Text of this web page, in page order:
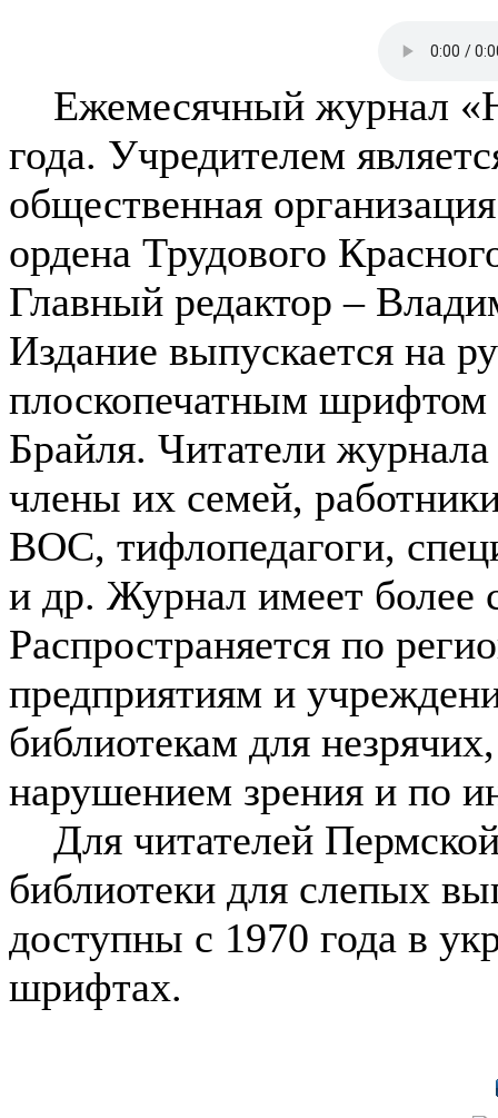
Ежемесячный журнал
года. Учредителем
общественная
ордена Трудового
Главный редактор –
Издание выпускается на
плоскопечатным
Брайля. Читатели
члены их семей,
ВОС, тифлопедагоги,
и др. Журнал имеет более
Распространяется по
предприятиям и
библиотекам для
нарушением зрения и по
Для читателей
библиотеки для слепых
доступны с 1970 года в
шрифтах.